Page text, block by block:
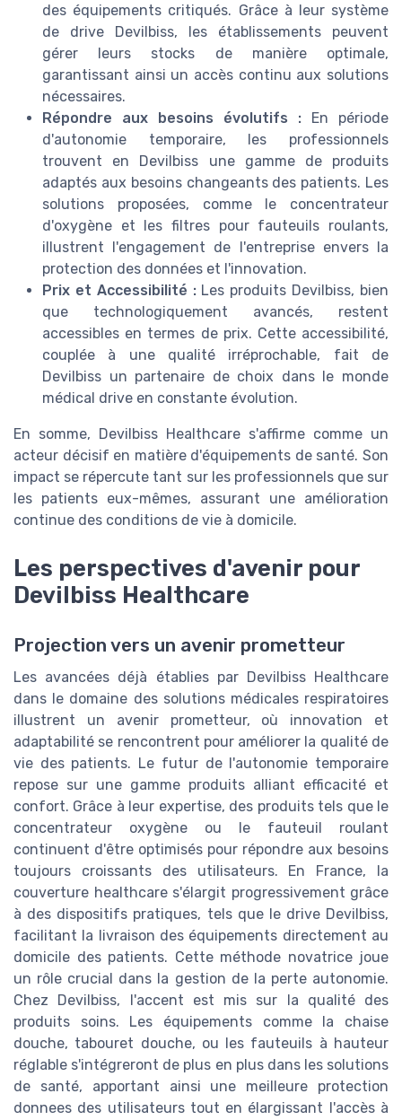
des équipements critiqués. Grâce à leur système
de drive Devilbiss, les établissements peuvent
gérer leurs stocks de manière optimale,
garantissant ainsi un accès continu aux solutions
nécessaires.
Répondre aux besoins évolutifs : En période
d'autonomie temporaire, les professionnels
trouvent en Devilbiss une gamme de produits
adaptés aux besoins changeants des patients. Les
solutions proposées, comme le concentrateur
d'oxygène et les filtres pour fauteuils roulants,
illustrent l'engagement de l'entreprise envers la
protection des données et l'innovation.
Prix et Accessibilité : Les produits Devilbiss, bien
que technologiquement avancés, restent
accessibles en termes de prix. Cette accessibilité,
couplée à une qualité irréprochable, fait de
Devilbiss un partenaire de choix dans le monde
médical drive en constante évolution.
En somme, Devilbiss Healthcare s'affirme comme un
acteur décisif en matière d'équipements de santé. Son
impact se répercute tant sur les professionnels que sur
les patients eux-mêmes, assurant une amélioration
continue des conditions de vie à domicile.
Les perspectives d'avenir pour
Devilbiss Healthcare
Projection vers un avenir prometteur
Les avancées déjà établies par Devilbiss Healthcare
dans le domaine des solutions médicales respiratoires
illustrent un avenir prometteur, où innovation et
adaptabilité se rencontrent pour améliorer la qualité de
vie des patients. Le futur de l'autonomie temporaire
repose sur une gamme produits alliant efficacité et
confort. Grâce à leur expertise, des produits tels que le
concentrateur oxygène ou le fauteuil roulant
continuent d'être optimisés pour répondre aux besoins
toujours croissants des utilisateurs. En France, la
couverture healthcare s'élargit progressivement grâce
à des dispositifs pratiques, tels que le drive Devilbiss,
facilitant la livraison des équipements directement au
domicile des patients. Cette méthode novatrice joue
un rôle crucial dans la gestion de la perte autonomie.
Chez Devilbiss, l'accent est mis sur la qualité des
produits soins. Les équipements comme la chaise
douche, tabouret douche, ou les fauteuils à hauteur
réglable s'intégreront de plus en plus dans les solutions
de santé, apportant ainsi une meilleure protection
donnees des utilisateurs tout en élargissant l'accès à